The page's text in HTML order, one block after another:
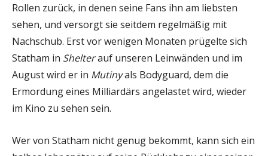
Rollen zurück, in denen seine Fans ihn am liebsten
sehen, und versorgt sie seitdem regelmäßig mit
Nachschub. Erst vor wenigen Monaten prügelte sich
Statham in Shelterauf unseren Leinwänden und im
August wird er in Mutinyals Bodyguard, dem die
Ermordung eines Milliardärs angelastet wird, wieder
im Kino zu sehen sein.
Wer von Statham nicht genug bekommt, kann sich ein